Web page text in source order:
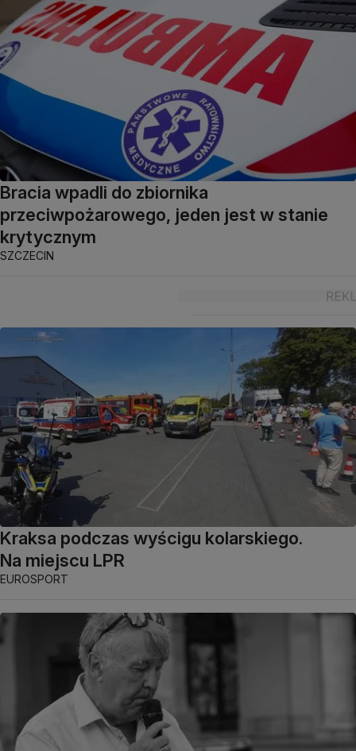
Bracia wpadli do zbiornika
przeciwpożarowego, jeden jest w stanie
krytycznym
SZCZECIN
Kraksa podczas wyścigu kolarskiego.
Na miejscu LPR
EUROSPORT